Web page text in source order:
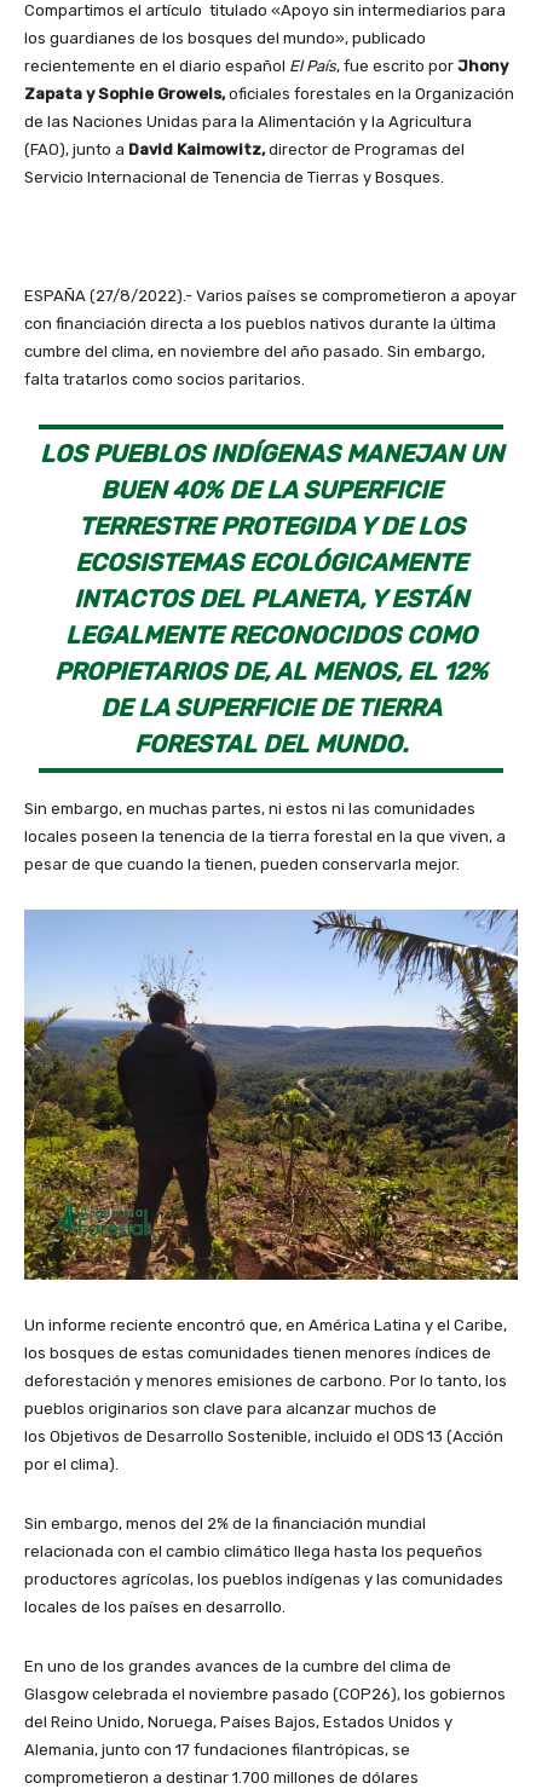
Compartimos el artículo titulado «Apoyo sin intermediarios para
los guardianes de los bosques del mundo», publicado
recientemente en el diario español El País, fue escrito por Jhony
Zapata y Sophie Growels,oficiales forestales en la Organización
de las Naciones Unidas para la Alimentación y la Agricultura
(FAO), junto a David Kaimowitz,director de Programas del
Servicio Internacional de Tenencia de Tierras y Bosques.
ESPAÑA (27/8/2022).- Varios países se comprometieron a apoyar
con financiación directa a los pueblos nativos durante la última
cumbre del clima, en noviembre del año pasado. Sin embargo,
falta tratarlos como socios paritarios.
LOS PUEBLOS INDÍGENAS MANEJAN UN
BUEN 40% DE LA SUPERFICIE
TERRESTRE PROTEGIDA Y DE LOS
ECOSISTEMAS ECOLÓGICAMENTE
INTACTOS DEL PLANETA, Y ESTÁN
LEGALMENTE RECONOCIDOS COMO
PROPIETARIOS DE, AL MENOS, EL 12%
DE LA SUPERFICIE DE TIERRA
FORESTAL DEL MUNDO.
Sin embargo, en muchas partes, ni estos ni las comunidades
locales poseen la tenencia de la tierra forestal en la que viven, a
pesar de que cuando la tienen, pueden conservarla mejor.
Un informe reciente encontró que, en América Latina y el Caribe,
los bosques de estas comunidades tienen menores índices de
deforestación y menores emisiones de carbono. Por lo tanto, los
pueblos originarios son clave para alcanzar muchos de
los Objetivos de Desarrollo Sostenible, incluido el ODS 13 (Acción
por el clima).
Sin embargo, menos del 2% de la financiación mundial
relacionada con el cambio climático llega hasta los pequeños
productores agrícolas, los pueblos indígenas y las comunidades
locales de los países en desarrollo.
En uno de los grandes avances de la cumbre del clima de
Glasgow celebrada el noviembre pasado (COP26), los gobiernos
del Reino Unido, Noruega, Países Bajos, Estados Unidos y
Alemania, junto con 17 fundaciones filantrópicas, se
comprometieron a destinar 1.700 millones de dólares